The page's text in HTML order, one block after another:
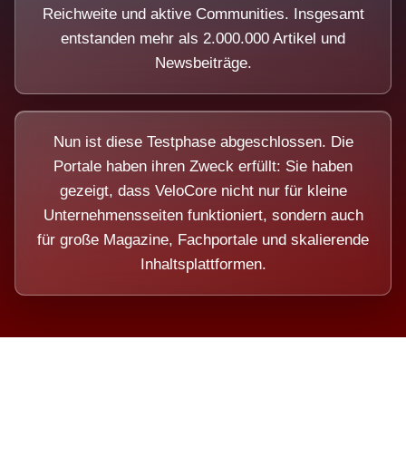
Reichweite und aktive Communities. Insgesamt
entstanden mehr als 2.000.000 Artikel und
Newsbeiträge.
Nun ist diese Testphase abgeschlossen. Die
Portale haben ihren Zweck erfüllt: Sie haben
gezeigt, dass VeloCore nicht nur für kleine
Unternehmensseiten funktioniert, sondern auch
für große Magazine, Fachportale und skalierende
Inhaltsplattformen.